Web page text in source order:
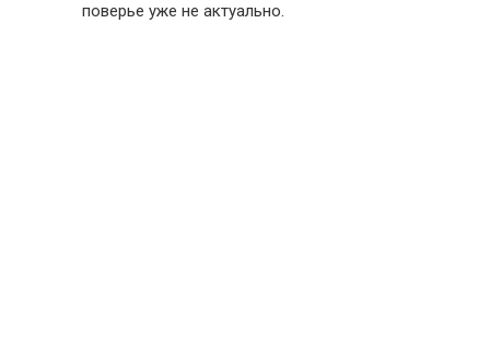
поверье уже не актуально.